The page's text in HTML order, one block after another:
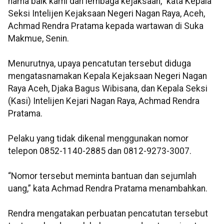
Seksi Intelijen Kejaksaan Negeri Nagan Raya, Aceh,
Achmad Rendra Pratama kepada wartawan di Suka
Makmue, Senin.
Menurutnya, upaya pencatutan tersebut diduga
mengatasnamakan Kepala Kejaksaan Negeri Nagan
Raya Aceh, Djaka Bagus Wibisana, dan Kepala Seksi
(Kasi) Intelijen Kejari Nagan Raya, Achmad Rendra
Pratama.
Pelaku yang tidak dikenal menggunakan nomor
telepon 0852-1140-2885 dan 0812-9273-3007.
“Nomor tersebut meminta bantuan dan sejumlah
uang,” kata Achmad Rendra Pratama menambahkan.
Rendra mengatakan perbuatan pencatutan tersebut